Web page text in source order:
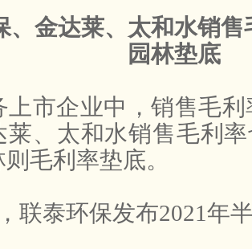
、金达莱、太和水销
园林垫底
上市企业中，销售毛
莱、太和水销售毛利
毛利率垫底。
联泰环保发布2021年